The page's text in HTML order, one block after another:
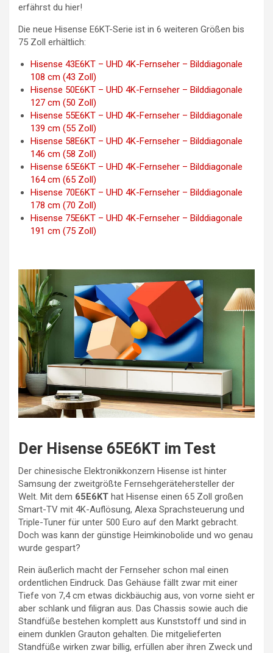
erfährst du hier!
Die neue Hisense E6KT-Serie ist in 6 weiteren Größen bis
75 Zoll erhältlich:
Hisense 43E6KT – UHD 4K-Fernseher – Bilddiagonale
108 cm (43 Zoll)
Hisense 50E6KT – UHD 4K-Fernseher – Bilddiagonale
127 cm (50 Zoll)
Hisense 55E6KT – UHD 4K-Fernseher – Bilddiagonale
139 cm (55 Zoll)
Hisense 58E6KT – UHD 4K-Fernseher – Bilddiagonale
146 cm (58 Zoll)
Hisense 65E6KT – UHD 4K-Fernseher – Bilddiagonale
164 cm (65 Zoll)
Hisense 70E6KT – UHD 4K-Fernseher – Bilddiagonale
178 cm (70 Zoll)
Hisense 75E6KT – UHD 4K-Fernseher – Bilddiagonale
191 cm (75 Zoll)
Der Hisense 65E6KT im Test
Der chinesische Elektronikkonzern Hisense ist hinter
Samsung der zweitgrößte Fernsehgerätehersteller der
Welt. Mit dem 65E6KT hat Hisense einen 65 Zoll großen
Smart-TV mit 4K-Auflösung, Alexa Sprachsteuerung und
Triple-Tuner für unter 500 Euro auf den Markt gebracht.
Doch was kann der günstige Heimkinobolide und wo genau
wurde gespart?
Rein äußerlich macht der Fernseher schon mal einen
ordentlichen Eindruck. Das Gehäuse fällt zwar mit einer
Tiefe von 7,4 cm etwas dickbäuchig aus, von vorne sieht er
aber schlank und filigran aus. Das Chassis sowie auch die
Standfüße bestehen komplett aus Kunststoff und sind in
einem dunklen Grauton gehalten. Die mitgelieferten
Standfüße wirken zwar billig, erfüllen aber ihren Zweck und